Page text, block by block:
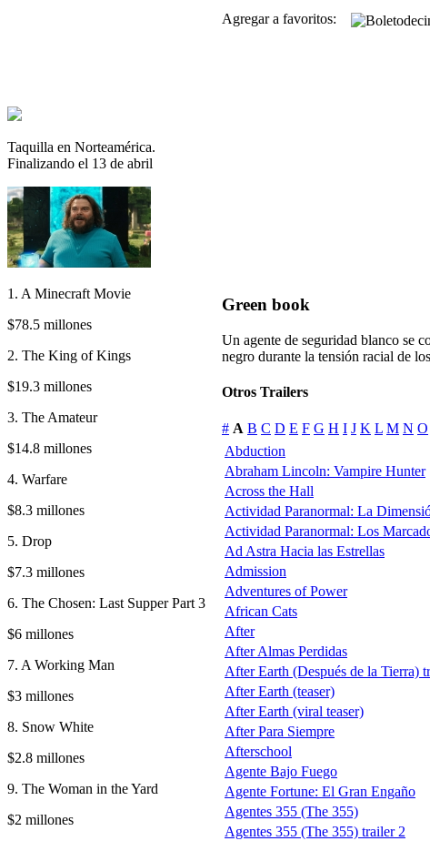
Taquilla en Norteamérica.
Finalizando el 13 de abril
1. A Minecraft Movie
$78.5 millones
2. The King of Kings
$19.3 millones
3. The Amateur
$14.8 millones
4. Warfare
$8.3 millones
5. Drop
$7.3 millones
6. The Chosen: Last Supper Part 3
$6 millones
7. A Working Man
$3 millones
8. Snow White
$2.8 millones
9. The Woman in the Yard
$2 millones
Agregar a favoritos:
Green book
Un agente de seguridad blanco se
negro durante la tensión racial de
Otros Trailers
# A B C D E F G H I J K L M N O
Abduction
Abraham Lincoln: Vampire Hunter
Across the Hall
Actividad Paranormal: La
Actividad Paranormal: Los
Ad Astra Hacia las Estrellas
Admission
Adventures of Power
African Cats
After
After Almas Perdidas
After Earth (Después de la Tierra)
After Earth (teaser)
After Earth (viral teaser)
After Para Siempre
Afterschool
Agente Bajo Fuego
Agente Fortune: El Gran Engaño
Agentes 355 (The 355)
Agentes 355 (The 355) trailer 2